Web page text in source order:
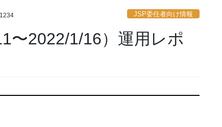
JSP委任者向け情報
〜2022/1/16）運用レポ